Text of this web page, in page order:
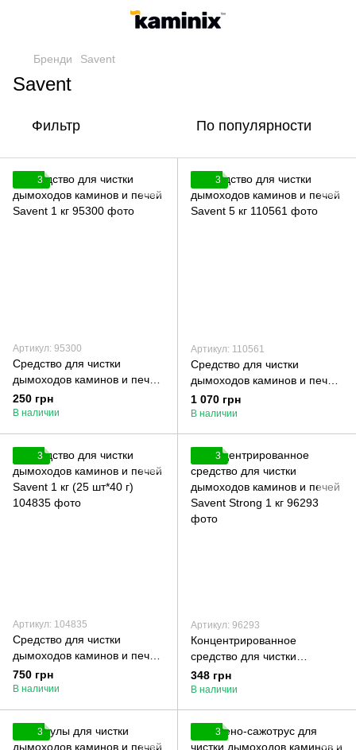
Бренди Savent
Savent
Фильтр По популярности
3
Артикул: 95300
Средство для чистки
дымоходов каминов и печей
Savent 1 кг
250 грн
В наличии
3
Артикул: 110561
Средство для чистки
дымоходов каминов и печей
Savent 5 кг
1 070 грн
В наличии
3
Артикул: 104835
Средство для чистки
дымоходов каминов и печей
Savent 1 кг (25 шт*40 г)
750 грн
В наличии
3
Артикул: 96293
Концентрированное
средство для чистки
дымоходов каминов и печей
Savent Strong 1 кг
348 грн
В наличии
3 3